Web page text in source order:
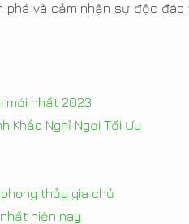
phá và cảm nhận sự độc
mới nhất 2023
Khắc Nghỉ Ngơi Tối Ưu
thủy gia chủ
hiện nay